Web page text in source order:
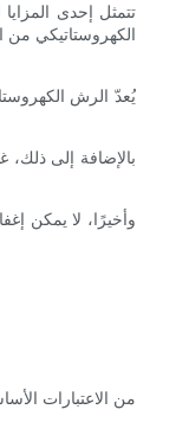
تتمثل إحدى
الكهروستاتيكي من
يُعدّ الرش
بالإضافة إلى
وأخيرًا، لا يمكن
من الاعتبارات